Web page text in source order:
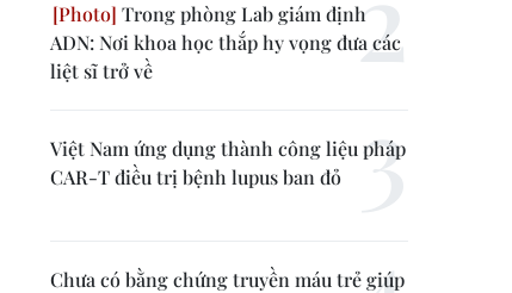
Trong phòng Lab giám định
ADN: Nơi khoa học thắp hy vọng đưa các
liệt sĩ trở về
Việt Nam ứng dụng thành công liệu pháp
CAR-T điều trị bệnh lupus ban đỏ
Chưa có bằng chứng truyền máu trẻ giúp